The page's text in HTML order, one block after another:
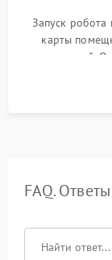
Запуск робота
карты
препятствий.
Тестирование
FAQ.